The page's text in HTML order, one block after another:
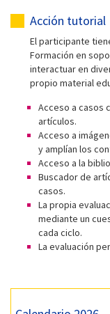
Acción tutorial
El participante
Formación en
interactuar en
propio material
Acceso a casos
artículos.
Acceso a
y amplían los
Acceso a la
Buscador de
casos.
La propia
mediante un
cada ciclo.
La evaluación